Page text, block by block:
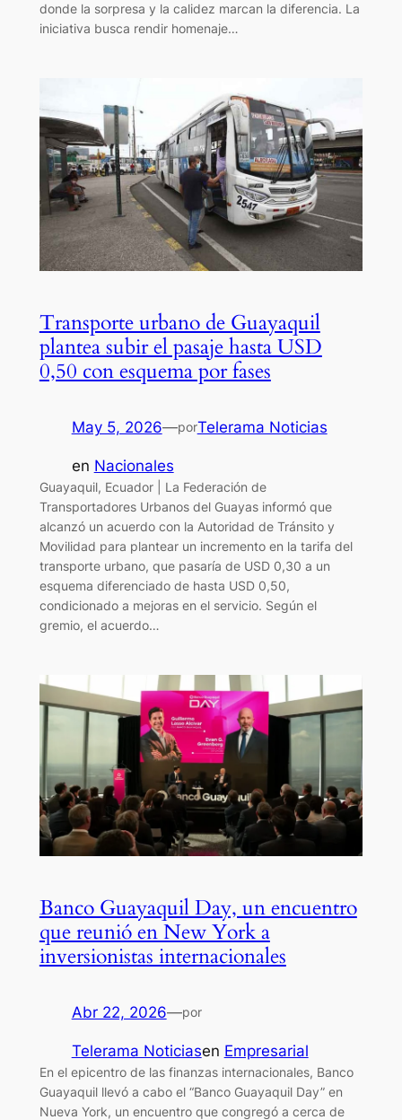
donde la sorpresa y la calidez marcan la diferencia. La
iniciativa busca rendir homenaje…
Transporte urbano de Guayaquil
plantea subir el pasaje hasta USD
0,50 con esquema por fases
May 5, 2026—porTelerama Noticias
en Nacionales
Guayaquil, Ecuador | La Federación de
Transportadores Urbanos del Guayas informó que
alcanzó un acuerdo con la Autoridad de Tránsito y
Movilidad para plantear un incremento en la tarifa del
transporte urbano, que pasaría de USD 0,30 a un
esquema diferenciado de hasta USD 0,50,
condicionado a mejoras en el servicio. Según el
gremio, el acuerdo…
Banco Guayaquil Day, un encuentro
que reunió en New York a
inversionistas internacionales
Abr 22, 2026—por
Telerama Noticiasen Empresarial
En el epicentro de las finanzas internacionales, Banco
Guayaquil llevó a cabo el “Banco Guayaquil Day” en
Nueva York, un encuentro que congregó a cerca de